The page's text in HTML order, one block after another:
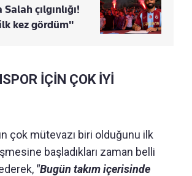
çılgınlığı!
kez gördüm"
İÇİN ÇOK İYİ
çok mütevazı biri olduğunu ilk
başladıkları zaman belli
"Bugün takım içerisinde